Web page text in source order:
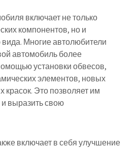
включает не только
компонентов, но и
Многие автолюбители
автомобиль более
установки обвесов,
элементов, новых
красок. Это позволяет им
выразить свою
включает в себя улучшение